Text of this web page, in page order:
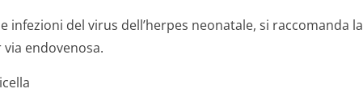
infezioni del virus dell’herpes neonatale, si raccomanda la
endovenosa.